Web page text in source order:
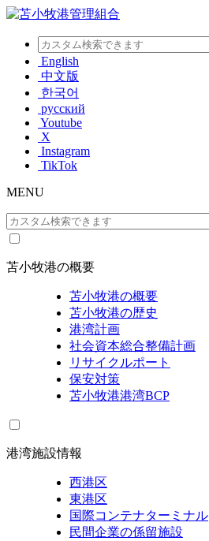
English
中文版
한국어
русский
Youtube
X
Instagram
TikTok
MENU
苫小牧港の概要
苫小牧港の概要
苫小牧港の歴史
港湾計画
社会資本総合整備計画
リサイクルポート
保安対策
苫小牧港港湾BCP
港湾施設情報
西港区
東港区
国際コンテナターミナル
民間企業の係留施設